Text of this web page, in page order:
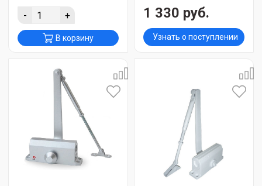
- +
В корзину
1 330 руб.
Узнать о поступлении